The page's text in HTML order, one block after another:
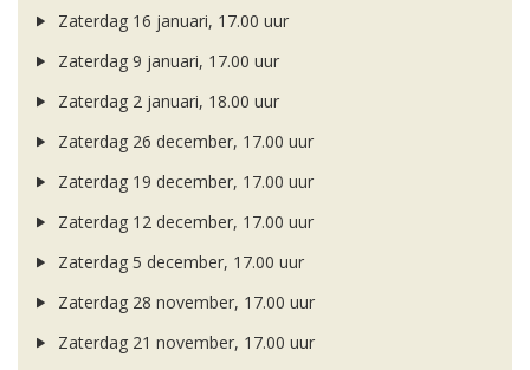
Zaterdag 16 januari, 17.00 uur
Zaterdag 9 januari, 17.00 uur
Zaterdag 2 januari, 18.00 uur
Zaterdag 26 december, 17.00 uur
Zaterdag 19 december, 17.00 uur
Zaterdag 12 december, 17.00 uur
Zaterdag 5 december, 17.00 uur
Zaterdag 28 november, 17.00 uur
Zaterdag 21 november, 17.00 uur